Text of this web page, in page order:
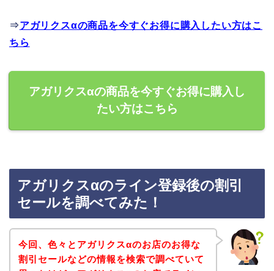
⇒アガリクスαの商品を今すぐお得に購入したい方はこ
ちら
アガリクスαの商品を今すぐお得に購入し
たい方はこちら
アガリクスαのライン登録後の割引
セールを調べてみた！
今回、色々とアガリクスαのお店のお得な
割引セールなどの情報を検索で調べていて